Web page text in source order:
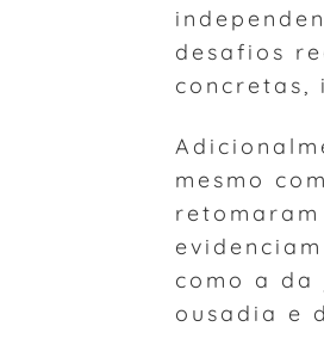
desafios
concretas,
mesmo
como a
ousadia e